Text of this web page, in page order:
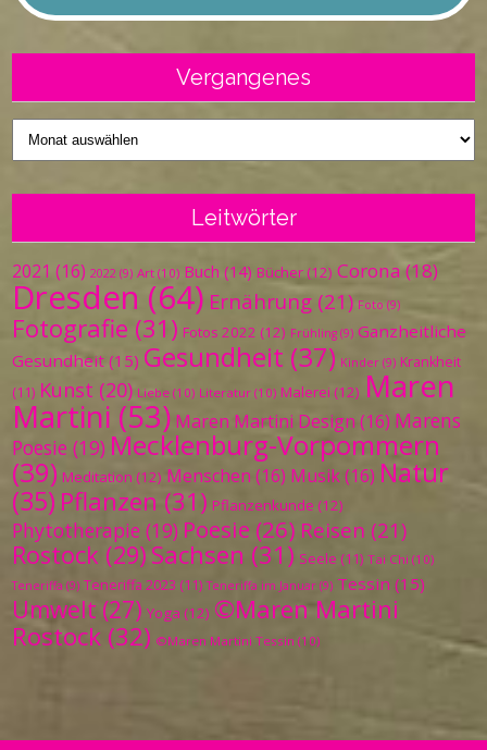
Vergangenes
Vergangenes
Leitwörter
2021 (16) 2022 (9) Art (10) Buch (14) Bücher (12) Corona(18)
Dresden (64) Ernährung (21) Foto (9)
Fotografie (31) Fotos 2022 (12) Frühling (9) Ganzheitliche
Gesundheit (15) Gesundheit (37) Kinder (9) Krankheit
(11) Kunst (20) Liebe (10) Literatur (10) Malerei (12) Maren
Martini (53) Maren Martini Design (16) Marens
Poesie (19) Mecklenburg-Vorpommern
(39) Meditation (12) Menschen (16) Musik(16) Natur
(35) Pflanzen (31) Pflanzenkunde (12)
Phytotherapie (19) Poesie (26) Reisen (21)
Rostock (29) Sachsen (31) Seele (11) Tai Chi (10)
Teneriffa (9) Teneriffa 2023 (11) Teneriffa im Januar (9) Tessin (15)
Umwelt (27) Yoga (12) ©Maren Martini
Rostock (32) ©Maren Martini Tessin (10)